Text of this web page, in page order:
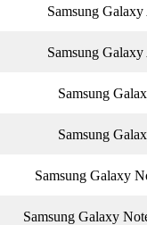
Samsung
Samsung
Samsung
Samsung
Samsung Galaxy
Samsung Galaxy